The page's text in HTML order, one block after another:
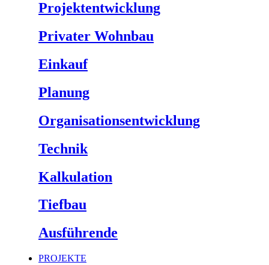
Projektentwicklung
Privater Wohnbau
Einkauf
Planung
Organisationsentwicklung
Technik
Kalkulation
Tiefbau
Ausführende
PROJEKTE